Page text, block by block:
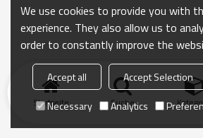
Startseite Suche
We use cookies to provide you with
experience. They also allow us to
order to constantly improve the
Accept all Accept Selection
Necessary
Analytics